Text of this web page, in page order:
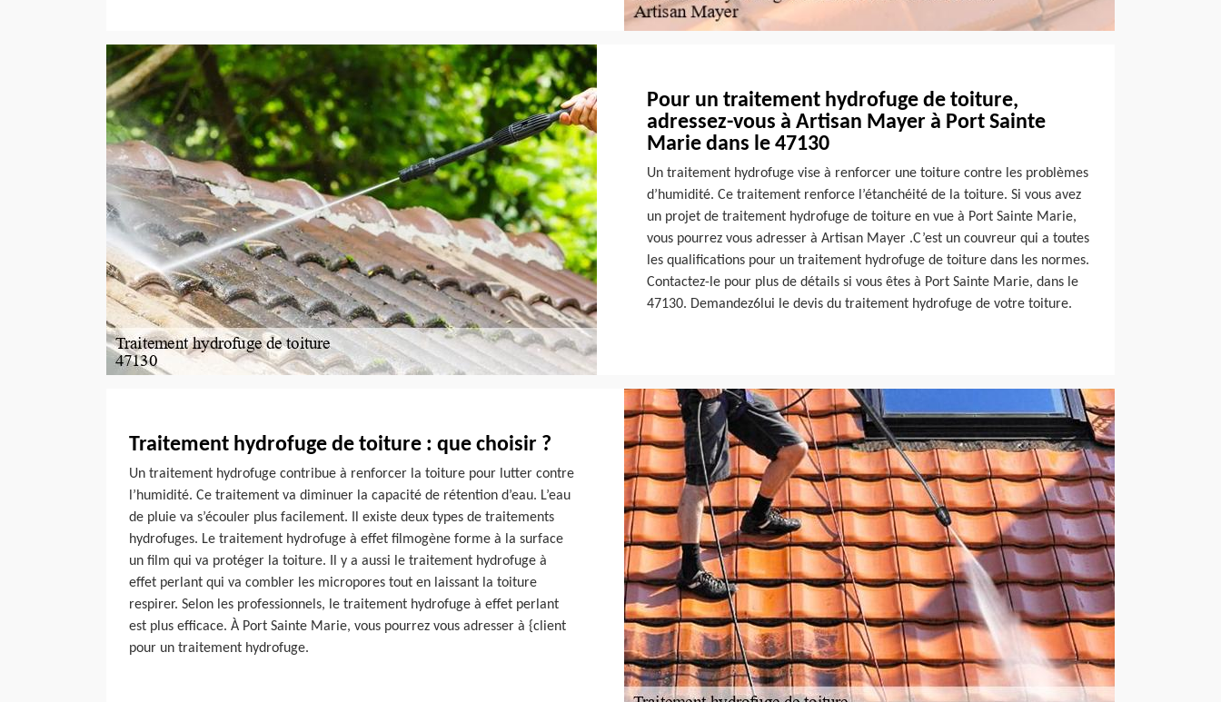
Pour un traitement hydrofuge de toiture,
adressez-vous à Artisan Mayer à Port Sainte
Marie dans le 47130
Un traitement hydrofuge vise à renforcer une toiture contre les problèmes
d’humidité. Ce traitement renforce l’étanchéité de la toiture. Si vous avez
un projet de traitement hydrofuge de toiture en vue à Port Sainte Marie,
vous pourrez vous adresser à Artisan Mayer .C’est un couvreur qui a toutes
les qualifications pour un traitement hydrofuge de toiture dans les normes.
Contactez-le pour plus de détails si vous êtes à Port Sainte Marie, dans le
47130. Demandez6lui le devis du traitement hydrofuge de votre toiture.
Traitement hydrofuge de toiture : que choisir ?
Un traitement hydrofuge contribue à renforcer la toiture pour lutter contre
l’humidité. Ce traitement va diminuer la capacité de rétention d’eau. L’eau
de pluie va s’écouler plus facilement. Il existe deux types de traitements
hydrofuges. Le traitement hydrofuge à effet filmogène forme à la surface
un film qui va protéger la toiture. Il y a aussi le traitement hydrofuge à
effet perlant qui va combler les micropores tout en laissant la toiture
respirer. Selon les professionnels, le traitement hydrofuge à effet perlant
est plus efficace. À Port Sainte Marie, vous pourrez vous adresser à {client
pour un traitement hydrofuge.